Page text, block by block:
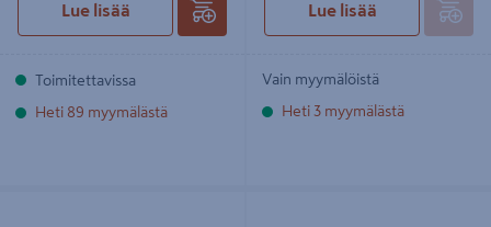
Lue lisää
Toimitettavissa
Heti 89 myymälästä
Lue lisää
Vain myymälöistä
Heti 3 myymälästä